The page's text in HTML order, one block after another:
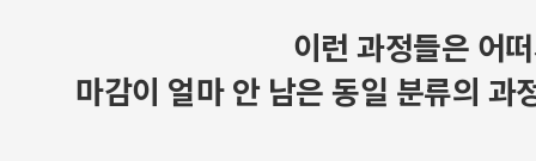
이런 과정들은 어
마감이 얼마 안 남은 동일 분류의 과